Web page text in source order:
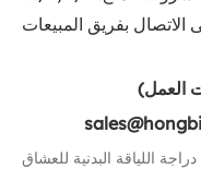
الاتصال بفريق المبيعات
دراجة اللياقة البدنية للعشاق